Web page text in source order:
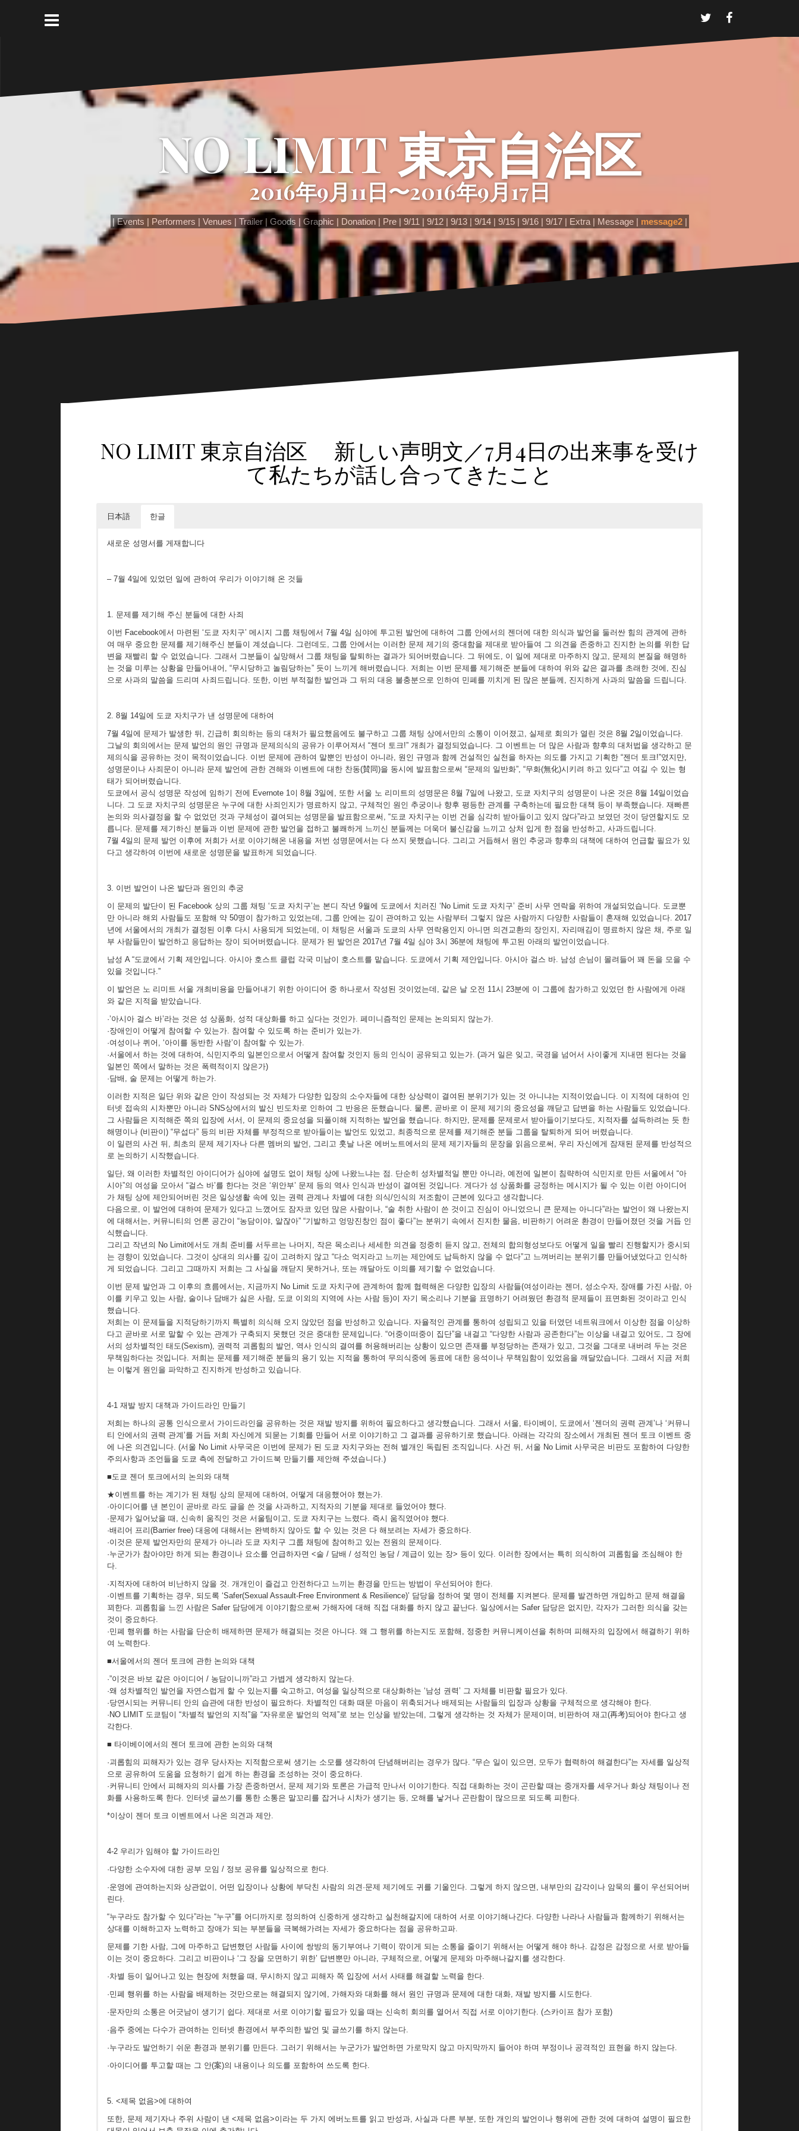
a
NO LIMIT 東京自治区
2016年9月11日〜2016年9月17日
Events Performers Venues Trailer Goods Graphic Donation Pre 9/11 9/12 9/13 9/14 9/15 9/16 9/17 Extra Message message2
NO LIMIT 東京自治区 新しい声明文／7月4日の出来事を受け
て私たちが話し合ってきたこと
日本語 한글
새로운 성명서를 게재합니다
– 7월 4일에 있었던 일에 관하여 우리가 이야기해 온 것들
1. 문제를 제기해 주신 분들에 대한 사죄
이번 Facebook에서 마련된 ‘도쿄 자치구’ 메시지 그룹 채팅에서 7월 4일 심야에 투고된 발언에 대하여 그룹 안에서의 젠더에 대한 의식과 발언을 둘러싼 힘의 관계에 관하
여 매우 중요한 문제를 제기해주신 분들이 계셨습니다. 그런데도, 그룹 안에서는 이러한 문제 제기의 중대함을 제대로 받아들여 그 의견을 존중하고 진지한 논의를 위한 답
변을 재빨리 할 수 없었습니다. 그래서 그분들이 실망해서 그룹 채팅을 탈퇴하는 결과가 되어버렸습니다. 그 뒤에도, 이 일에 제대로 마주하지 않고, 문제의 본질을 해명하
는 것을 미루는 상황을 만들어내어, “무시당하고 놀림당하는” 듯이 느끼게 해버렸습니다. 저희는 이번 문제를 제기해준 분들에 대하여 위와 같은 결과를 초래한 것에, 진심
으로 사과의 말씀을 드리며 사죄드립니다. 또한, 이번 부적절한 발언과 그 뒤의 대응 불충분으로 인하여 민폐를 끼치게 된 많은 분들께, 진지하게 사과의 말씀을 드립니다.
2. 8월 14일에 도쿄 자치구가 낸 성명문에 대하여
7월 4일에 문제가 발생한 뒤, 긴급히 회의하는 등의 대처가 필요했음에도 불구하고 그룹 채팅 상에서만의 소통이 이어졌고, 실제로 회의가 열린 것은 8월 2일이었습니다.
그날의 회의에서는 문제 발언의 원인 규명과 문제의식의 공유가 이루어져서 “젠더 토크!” 개최가 결정되었습니다. 그 이벤트는 더 많은 사람과 향후의 대처법을 생각하고 문
제의식을 공유하는 것이 목적이었습니다. 이번 문제에 관하여 말뿐인 반성이 아니라, 원인 규명과 함께 건설적인 실천을 하자는 의도를 가지고 기획한 “젠더 토크!”였지만,
성명문이나 사죄문이 아니라 문제 발언에 관한 견해와 이벤트에 대한 찬동(賛同)을 동시에 발표함으로써 “문제의 일반화”, “무화(無化)시키려 하고 있다”고 여길 수 있는 형
태가 되어버렸습니다.
도쿄에서 공식 성명문 작성에 임하기 전에 Evernote 1이 8월 3일에, 또한 서울 노 리미트의 성명문은 8월 7일에 나왔고, 도쿄 자치구의 성명문이 나온 것은 8월 14일이었습
니다. 그 도쿄 자치구의 성명문은 누구에 대한 사죄인지가 명료하지 않고, 구체적인 원인 추궁이나 향후 평등한 관계를 구축하는데 필요한 대책 등이 부족했습니다. 재빠른
논의와 의사결정을 할 수 없었던 것과 구체성이 결여되는 성명문을 발표함으로써, “도쿄 자치구는 이번 건을 심각히 받아들이고 있지 않다”라고 보였던 것이 당연할지도 모
릅니다. 문제를 제기하신 분들과 이번 문제에 관한 발언을 접하고 불쾌하게 느끼신 분들께는 더욱더 불신감을 느끼고 상처 입게 한 점을 반성하고, 사과드립니다.
7월 4일의 문제 발언 이후에 저희가 서로 이야기해온 내용을 저번 성명문에서는 다 쓰지 못했습니다. 그리고 거듭해서 원인 추궁과 향후의 대책에 대하여 언급할 필요가 있
다고 생각하여 이번에 새로운 성명문을 발표하게 되었습니다.
3. 이번 발언이 나온 발단과 원인의 추궁
이 문제의 발단이 된 Facebook 상의 그룹 채팅 ‘도쿄 자치구’는 본디 작년 9월에 도쿄에서 치러진 ‘No Limit 도쿄 자치구’ 준비 사무 연락을 위하여 개설되었습니다. 도쿄뿐
만 아니라 해외 사람들도 포함해 약 50명이 참가하고 있었는데, 그룹 안에는 깊이 관여하고 있는 사람부터 그렇지 않은 사람까지 다양한 사람들이 혼재해 있었습니다. 2017
년에 서울에서의 개최가 결정된 이후 다시 사용되게 되었는데, 이 채팅은 서울과 도쿄의 사무 연락용인지 아니면 의견교환의 장인지, 자리매김이 명료하지 않은 채, 주로 일
부 사람들만이 발언하고 응답하는 장이 되어버렸습니다. 문제가 된 발언은 2017년 7월 4일 심야 3시 36분에 채팅에 투고된 아래의 발언이었습니다.
남성 A “도쿄에서 기획 제안입니다. 아시아 호스트 클럽 각국 미남이 호스트를 맡습니다. 도쿄에서 기획 제안입니다. 아시아 걸스 바. 남성 손님이 몰려들어 꽤 돈을 모을 수
있을 것입니다.”
이 발언은 노 리미트 서울 개최비용을 만들어내기 위한 아이디어 중 하나로서 작성된 것이었는데, 같은 날 오전 11시 23분에 이 그룹에 참가하고 있었던 한 사람에게 아래
와 같은 지적을 받았습니다.
·’아시아 걸스 바’라는 것은 성 상품화, 성적 대상화를 하고 싶다는 것인가. 페미니즘적인 문제는 논의되지 않는가.
·장애인이 어떻게 참여할 수 있는가. 참여할 수 있도록 하는 준비가 있는가.
·여성이나 퀴어, ‘아이를 동반한 사람’이 참여할 수 있는가.
·서울에서 하는 것에 대하여, 식민지주의 일본인으로서 어떻게 참여할 것인지 등의 인식이 공유되고 있는가. (과거 일은 잊고, 국경을 넘어서 사이좋게 지내면 된다는 것을
일본인 쪽에서 말하는 것은 폭력적이지 않은가)
·담배, 술 문제는 어떻게 하는가.
이러한 지적은 일단 위와 같은 안이 작성되는 것 자체가 다양한 입장의 소수자들에 대한 상상력이 결여된 분위기가 있는 것 아니냐는 지적이었습니다. 이 지적에 대하여 인
터넷 접속의 시차뿐만 아니라 SNS상에서의 발신 빈도차로 인하여 그 반응은 둔했습니다. 물론, 곧바로 이 문제 제기의 중요성을 깨닫고 답변을 하는 사람들도 있었습니다.
그 사람들은 지적해준 쪽의 입장에 서서, 이 문제의 중요성을 되풀이해 지적하는 발언을 했습니다. 하지만, 문제를 문제로서 받아들이기보다도, 지적자를 설득하려는 듯 한
해명이나 (비판이) “무섭다” 등의 비판 자체를 부정적으로 받아들이는 발언도 있었고, 최종적으로 문제를 제기해준 분들 그룹을 탈퇴하게 되어 버렸습니다.
이 일련의 사건 뒤, 최초의 문제 제기자나 다른 멤버의 발언, 그리고 훗날 나온 에버노트에서의 문제 제기자들의 문장을 읽음으로써, 우리 자신에게 잠재된 문제를 반성적으
로 논의하기 시작했습니다.
일단, 왜 이러한 차별적인 아이디어가 심야에 설명도 없이 채팅 상에 나왔느냐는 점. 단순히 성차별적일 뿐만 아니라, 예전에 일본이 침략하여 식민지로 만든 서울에서 “아
시아”의 여성을 모아서 “걸스 바’를 한다는 것은 ‘위안부’ 문제 등의 역사 인식과 반성이 결여된 것입니다. 게다가 성 상품화를 긍정하는 메시지가 될 수 있는 이런 아이디어
가 채팅 상에 제안되어버린 것은 일상생활 속에 있는 권력 관계나 차별에 대한 의식/인식의 저조함이 근본에 있다고 생각합니다.
다음으로, 이 발언에 대하여 문제가 있다고 느꼈어도 잠자코 있던 많은 사람이나, “술 취한 사람이 쓴 것이고 진심이 아니었으니 큰 문제는 아니다”라는 발언이 왜 나왔는지
에 대해서는, 커뮤니티의 언론 공간이 “농담이야, 알잖아” “기발하고 엉망진창인 점이 좋다”는 분위기 속에서 진지한 물음, 비판하기 어려운 환경이 만들어졌던 것을 거듭 인
식했습니다.
그리고 작년의 No Limit에서도 개최 준비를 서두르는 나머지, 작은 목소리나 세세한 의견을 정중히 듣지 않고, 전체의 합의형성보다도 어떻게 일을 빨리 진행할지가 중시되
는 경향이 있었습니다. 그것이 상대의 의사를 깊이 고려하지 않고 “다소 억지라고 느끼는 제안에도 납득하지 않을 수 없다”고 느껴버리는 분위기를 만들어냈었다고 인식하
게 되었습니다. 그리고 그때까지 저희는 그 사실을 깨닫지 못하거나, 또는 깨달아도 이의를 제기할 수 없었습니다.
이번 문제 발언과 그 이후의 흐름에서는, 지금까지 No Limit 도쿄 자치구에 관계하여 함께 협력해온 다양한 입장의 사람들(여성이라는 젠더, 성소수자, 장애를 가진 사람, 아
이를 키우고 있는 사람, 술이나 담배가 싫은 사람, 도쿄 이외의 지역에 사는 사람 등)이 자기 목소리나 기분을 표명하기 어려웠던 환경적 문제들이 표면화된 것이라고 인식
했습니다.
저희는 이 문제들을 지적당하기까지 특별히 의식해 오지 않았던 점을 반성하고 있습니다. 자율적인 관계를 통하여 성립되고 있을 터였던 네트워크에서 이상한 점을 이상하
다고 곧바로 서로 말할 수 있는 관계가 구축되지 못했던 것은 중대한 문제입니다. “어중이떠중이 집단”을 내걸고 “다양한 사람과 공존한다”는 이상을 내걸고 있어도, 그 장에
서의 성차별적인 태도(Sexism), 권력적 괴롭힘의 발언, 역사 인식의 결여를 허용해버리는 상황이 있으면 존재를 부정당하는 존재가 있고, 그것을 그대로 내버려 두는 것은
무책임하다는 것입니다. 저희는 문제를 제기해준 분들의 용기 있는 지적을 통하여 무의식중에 동료에 대한 응석이나 무책임함이 있었음을 깨달았습니다. 그래서 지금 저희
는 이렇게 원인을 파악하고 진지하게 반성하고 있습니다.
4-1 재발 방지 대책과 가이드라인 만들기
저희는 하나의 공통 인식으로서 가이드라인을 공유하는 것은 재발 방지를 위하여 필요하다고 생각했습니다. 그래서 서울, 타이베이, 도쿄에서 ‘젠더의 권력 관계’나 ‘커뮤니
티 안에서의 권력 관계’를 거듭 저희 자신에게 되묻는 기회를 만들어 서로 이야기하고 그 결과를 공유하기로 했습니다. 아래는 각각의 장소에서 개최된 젠더 토크 이벤트 중
에 나온 의견입니다. (서울 No Limit 사무국은 이번에 문제가 된 도쿄 자치구와는 전혀 별개인 독립된 조직입니다. 사건 뒤, 서울 No Limit 사무국은 비판도 포함하여 다양한
주의사항과 조언들을 도쿄 측에 전달하고 가이드북 만들기를 제안해 주셨습니다.)
■도쿄 젠더 토크에서의 논의와 대책
★이벤트를 하는 계기가 된 채팅 상의 문제에 대하여, 어떻게 대응했어야 했는가.
·아이디어를 낸 본인이 곧바로 라도 글을 쓴 것을 사과하고, 지적자의 기분을 제대로 들었어야 했다.
·문제가 일어났을 때, 신속히 움직인 것은 서울팀이고, 도쿄 자치구는 느렸다. 즉시 움직였어야 했다.
·배리어 프리(Barrier free) 대응에 대해서는 완벽하지 않아도 할 수 있는 것은 다 해보려는 자세가 중요하다.
·이것은 문제 발언자만의 문제가 아니라 도쿄 자치구 그룹 채팅에 참여하고 있는 전원의 문제이다.
·누군가가 참아야만 하게 되는 환경이나 요소를 언급하자면 <술 / 담배 / 성적인 농담 / 계급이 있는 장> 등이 있다. 이러한 장에서는 특히 의식하여 괴롭힘을 조심해야 한
다.
·지적자에 대하여 비난하지 않을 것. 개개인이 즐겁고 안전하다고 느끼는 환경을 만드는 방법이 우선되어야 한다.
·이벤트를 기획하는 경우, 되도록 ‘Safer(Sexual Assault-Free Environment & Resilience)’ 담당을 정하여 몇 명이 전체를 지켜본다. 문제를 발견하면 개입하고 문제 해결을
꾀한다. 괴롭힘을 느낀 사람은 Safer 담당에게 이야기함으로써 가해자에 대해 직접 대화를 하지 않고 끝난다. 일상에서는 Safer 담당은 없지만, 각자가 그러한 의식을 갖는
것이 중요하다.
·민폐 행위를 하는 사람을 단순히 배제하면 문제가 해결되는 것은 아니다. 왜 그 행위를 하는지도 포함해, 정중한 커뮤니케이션을 취하며 피해자의 입장에서 해결하기 위하
여 노력한다.
■서울에서의 젠더 토크에 관한 논의와 대책
·”이것은 바보 같은 아이디어 / 농담이니까”라고 가볍게 생각하지 않는다.
·왜 성차별적인 발언을 자연스럽게 할 수 있는지를 숙고하고, 여성을 일상적으로 대상화하는 ‘남성 권력’ 그 자체를 비판할 필요가 있다.
·당연시되는 커뮤니티 안의 습관에 대한 반성이 필요하다. 차별적인 대화 때문 마음이 위축되거나 배제되는 사람들의 입장과 상황을 구체적으로 생각해야 한다.
·NO LIMIT 도쿄팀이 “차별적 발언의 지적”을 “자유로운 발언의 억제”로 보는 인상을 받았는데, 그렇게 생각하는 것 자체가 문제이며, 비판하여 재고(再考)되어야 한다고 생
각한다.
■ 타이베이에서의 젠더 토크에 관한 논의와 대책
·괴롭힘의 피해자가 있는 경우 당사자는 지적함으로써 생기는 소모를 생각하여 단념해버리는 경우가 많다. “무슨 일이 있으면, 모두가 협력하여 해결한다”는 자세를 일상적
으로 공유하여 도움을 요청하기 쉽게 하는 환경을 조성하는 것이 중요하다.
·커뮤니티 안에서 피해자의 의사를 가장 존중하면서, 문제 제기와 토론은 가급적 만나서 이야기한다. 직접 대화하는 것이 곤란할 때는 중개자를 세우거나 화상 채팅이나 전
화를 사용하도록 한다. 인터넷 글쓰기를 통한 소통은 말꼬리를 잡거나 시차가 생기는 등, 오해를 낳거나 곤란함이 많으므로 되도록 피한다.
*이상이 젠더 토크 이벤트에서 나온 의견과 제안.
4-2 우리가 임해야 할 가이드라인
·다양한 소수자에 대한 공부 모임 / 정보 공유를 일상적으로 한다.
·운영에 관여하는지와 상관없이, 어떤 입장이나 상황에 부닥친 사람의 의견·문제 제기에도 귀를 기울인다. 그렇게 하지 않으면, 내부만의 감각이나 암묵의 룰이 우선되어버
린다.
“누구라도 참가할 수 있다”라는 “누구”를 어디까지로 정의하여 신중하게 생각하고 실천해갈지에 대하여 서로 이야기해나간다. 다양한 나라나 사람들과 함께하기 위해서는
상대를 이해하고자 노력하고 장애가 되는 부분들을 극복해가려는 자세가 중요하다는 점을 공유하고파.
문제를 기한 사람, 그에 마주하고 답변했던 사람들 사이에 쌍방의 동기부여나 기력이 깎이게 되는 소통을 줄이기 위해서는 어떻게 해야 하나. 감정은 감정으로 서로 받아들
이는 것이 중요하다. 그리고 비판이나 ‘그 장을 모면하기 위한’ 답변뿐만 아니라, 구체적으로, 어떻게 문제와 마주해나갈지를 생각한다.
·차별 등이 일어나고 있는 현장에 처했을 때, 무시하지 않고 피해자 쪽 입장에 서서 사태를 해결할 노력을 한다.
·민폐 행위를 하는 사람을 배제하는 것만으로는 해결되지 않기에, 가해자와 대화를 해서 원인 규명과 문제에 대한 대화, 재발 방지를 시도한다.
·문자만의 소통은 어긋남이 생기기 쉽다. 제대로 서로 이야기할 필요가 있을 때는 신속히 회의를 열어서 직접 서로 이야기한다. (스카이프 참가 포함)
·음주 중에는 다수가 관여하는 인터넷 환경에서 부주의한 발언 및 글쓰기를 하지 않는다.
·누구라도 발언하기 쉬운 환경과 분위기를 만든다. 그러기 위해서는 누군가가 발언하면 가로막지 않고 마지막까지 들어야 하며 부정이나 공격적인 표현을 하지 않는다.
·아이디어를 투고할 때는 그 안(案)의 내용이나 의도를 포함하여 쓰도록 한다.
5. <제목 없음>에 대하여
또한, 문제 제기자나 주위 사람이 낸 <제목 없음>이라는 두 가지 에버노트를 읽고 반성과, 사실과 다른 부분, 또한 개인의 발언이나 행위에 관한 것에 대하여 설명이 필요한